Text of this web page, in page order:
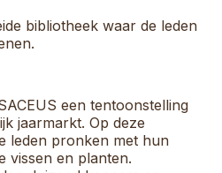
bibliotheek waar de leden
een tentoonstelling
jaarmarkt. Op deze
leden pronken met hun
vissen en planten.